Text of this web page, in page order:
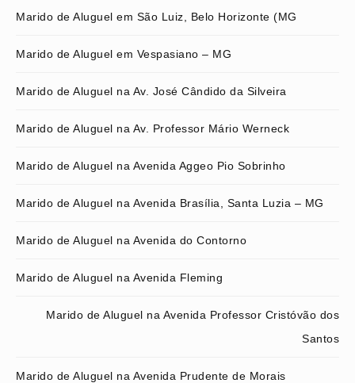
Marido de Aluguel em São Luiz, Belo Horizonte (MG
Marido de Aluguel em Vespasiano – MG
Marido de Aluguel na Av. José Cândido da Silveira
Marido de Aluguel na Av. Professor Mário Werneck
Marido de Aluguel na Avenida Aggeo Pio Sobrinho
Marido de Aluguel na Avenida Brasília, Santa Luzia – MG
Marido de Aluguel na Avenida do Contorno
Marido de Aluguel na Avenida Fleming
Marido de Aluguel na Avenida Professor Cristóvão dos
Santos
Marido de Aluguel na Avenida Prudente de Morais